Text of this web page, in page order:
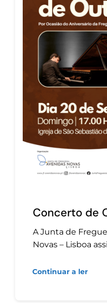
Concerto de
A Junta de
Novas – Lisboa
Continuar a ler